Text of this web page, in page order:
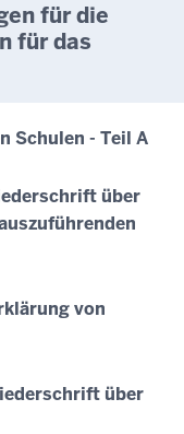
für die
für das
Schulen - Teil A
über
von
über